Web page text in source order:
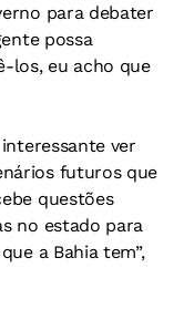
para debater
possa
los, eu acho que
ver
futuros que
questões
no estado para
a Bahia tem”,